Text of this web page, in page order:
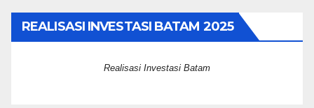
REALISASI INVESTASI BATAM 2025
Realisasi Investasi Batam